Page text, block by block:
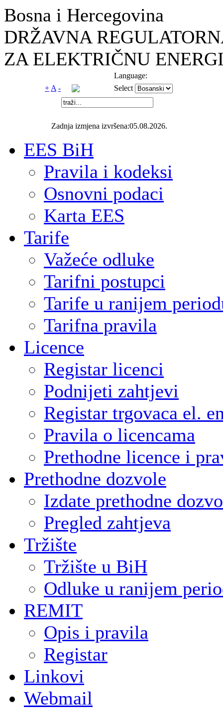
Bosna i Hercegovina
DRŽAVNA
ZA ELEKTRIČNU
Language:
+ A - Select
Zadnja izmjena izvršena:05.08.2026.
EES BiH
Pravila i kodeksi
Osnovni podaci
Karta EES
Tarife
Važeće odluke
Tarifni postupci
Tarife u ranijem
Tarifna pravila
Licence
Registar licenci
Podnijeti zahtjevi
Registar trgovaca el.
Pravila o licencama
Prethodne licence i
Prethodne dozvole
Izdate prethodne
Pregled zahtjeva
Tržište
Tržište u BiH
Odluke u ranijem
REMIT
Opis i pravila
Registar
Linkovi
Webmail